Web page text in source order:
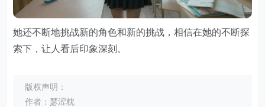
她还不断地挑战新的角色和新的挑战，相信在她的不断探
索下，让人看后印象深刻。
版权声明：
作者：瑟涩枕